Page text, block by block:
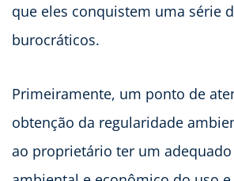
que eles conquistem uma série
burocráticos.
Primeiramente, um ponto de
obtenção da regularidade
ao proprietário ter um